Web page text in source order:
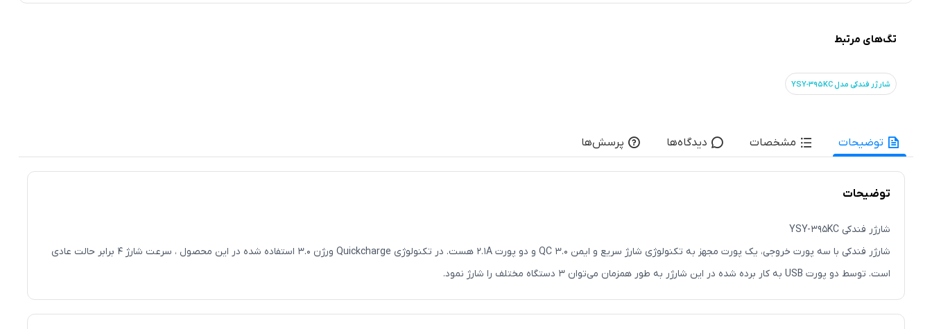
microUSB
تگ‌های مرتبط
شارژر فندکی مدل YSY-395KC
توضیحات مشخصات دیدگاه‌ها پرسش‌ها
توضیحات
شارژر فندکی YSY-395KC
شارژر فندکی با سه پورت خروجی، یک پورت مجهز به تکنولوژی شارژ سریع و ایمن QC 3.0 و دو پورت 2.1A هست. در تکنولوژی Quickcharge ورژن 3.0 استفاده شده در این محصول ، سرعت شارژ ۴ برابر حالت عادی
است. توسط دو پورت USB به کار برده شده در این شارژر به طور همزمان می‌توان 3 دستگاه مختلف را شارژ نمود.
شارژر فندکی سه پورت YSY-395KC
پورت اول این دستگاه متناسب با دستگاه متصل شده به آن به طور هوشمند در ولتاژ 5 ولت جریان خروجی 3.1 آمپر، در ولتاژ 9 ولت جریان 2 آمپر و در ولتاژ 12 ولت جریان 1.6 آمپر را تولید می‌کند؛ همچنین پورت دوم